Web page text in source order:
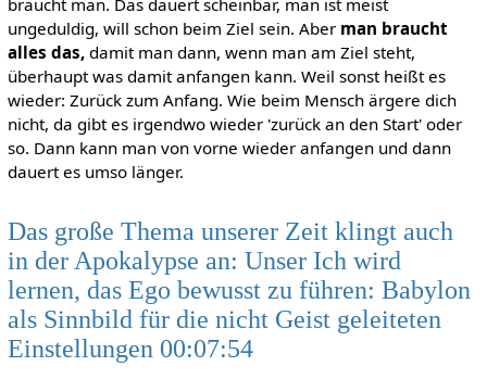
ungeduldig, will schon beim Ziel sein. Aber man braucht
alles das,damit man dann, wenn man am Ziel steht,
überhaupt was damit anfangen kann. Weil sonst heißt es
wieder: Zurück zum Anfang. Wie beim Mensch ärgere dich
nicht, da gibt es irgendwo wieder 'zurück an den Start' oder
so. Dann kann man von vorne wieder anfangen und dann
dauert es umso länger.
Das große Thema unserer Zeit klingt auch
in der Apokalypse an: Unser Ich wird
lernen, das Ego bewusst zu führen: Babylon
als Sinnbild für die nicht Geist geleiteten
Einstellungen 00:07:54